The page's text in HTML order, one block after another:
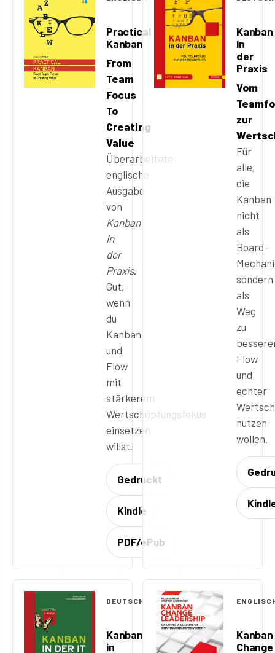
Practical
Kanban
From
Team
Focus
To
Creating
Value
Überarbeitete
englische
Ausgabe
von
Kanban
in
der
Praxis.
Gut,
wenn
du
Kanban
und
Flow
mit
stärkerem
Wertschöpfungsfokus
einsetzen
willst.
Gedruckt
Kindle
PDF/ePub
Kanban
in
der
Praxis
Vom
zur
Für
alle,
die
Kanban
nicht
als
Board-
sondern
als
Weg
zu
Flow
und
echter
nutzen
wollen.
DEUTSCH
Kanban
in
Kanban
Change